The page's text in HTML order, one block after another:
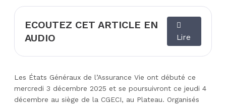
ECOUTEZ CET ARTICLE EN
AUDIO
Lire
Les États Généraux de l’Assurance Vie ont débuté ce
mercredi 3 décembre 2025 et se poursuivront ce jeudi 4
décembre au siège de la CGECI, au Plateau. Organisés